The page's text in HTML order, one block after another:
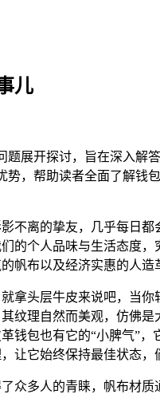
儿
题展开探讨，旨在深入解
，帮助读者全面了解
不离的挚友，几乎每日
的个人品味与生活态度
帆布以及经济实惠的人造
拿头层牛皮来说吧，当
纹理自然而美观，仿佛
钱包也有它的“小脾气”
让它始终保持最佳状态
众多人的青睐，帆布材